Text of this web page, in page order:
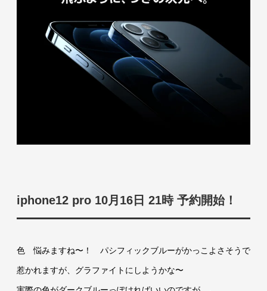
iphone12 pro 10月16日 21時 予約開始！
色 悩みますね〜！ パシフィックブルーがかっこよさそうで
惹かれますが、グラファイトにしようかな〜